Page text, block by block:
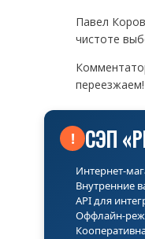
Павел
чистоте
переезжаем!
! СЭП
Интернет-
Внутренние
API для
Оффлайн-